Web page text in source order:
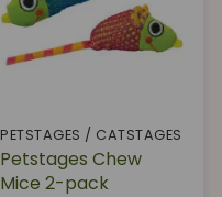
PETSTAGES / CATSTAGES
Petstages Chew
Mice 2-pack